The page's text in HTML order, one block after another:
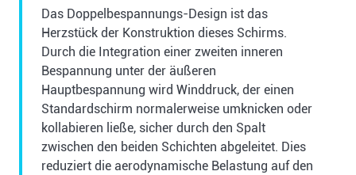
Das Doppelbespannungs-Design ist das
Herzstück der Konstruktion dieses Schirms.
Durch die Integration einer zweiten inneren
Bespannung unter der äußeren
Hauptbespannung wird Winddruck, der einen
Standardschirm normalerweise umknicken oder
kollabieren ließe, sicher durch den Spalt
zwischen den beiden Schichten abgeleitet. Dies
reduziert die aerodynamische Belastung auf den